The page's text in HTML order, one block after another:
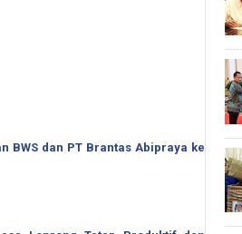
BWS dan PT Brantas Abipraya ke